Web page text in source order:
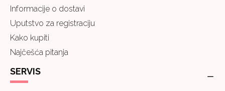
Informacije o dostavi
Uputstvo za registraciju
Kako kupiti
Najčešća pitanja
SERVIS